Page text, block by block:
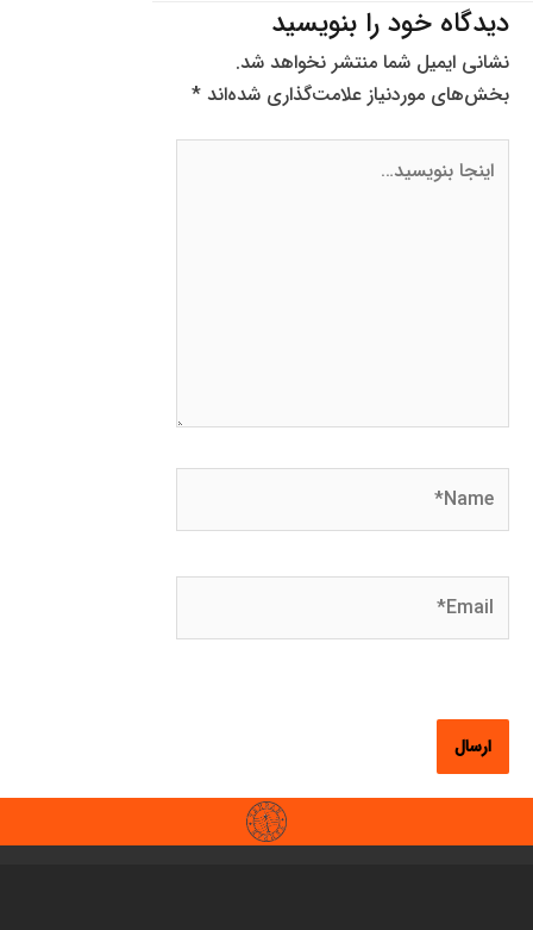
دیدگاه‌ خود را بنویسید
نشانی ایمیل شما منتشر نخواهد شد.
بخش‌های موردنیاز علامت‌گذاری شده‌اند *
بنویسید…
Email*